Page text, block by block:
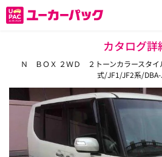
カタログ詳
Ｎ ＢＯＸ ２ＷＤ ２トーンカラースタ
式/JF1/JF2系/DBA-